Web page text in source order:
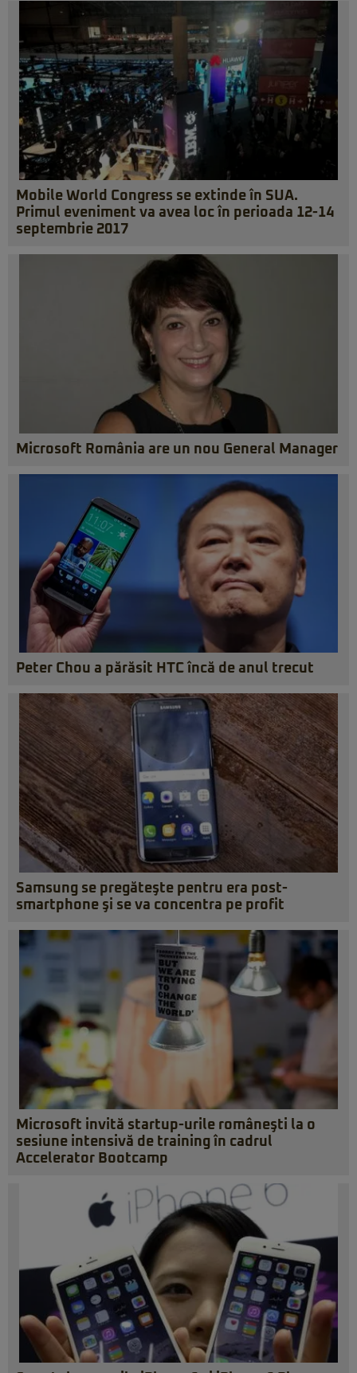
Mobile World Congress se extinde în SUA.
Primul eveniment va avea loc în perioada 12-14
septembrie 2017
Microsoft România are un nou General Manager
Peter Chou a părăsit HTC încă de anul trecut
Samsung se pregăteşte pentru era post-
smartphone şi se va concentra pe profit
Microsoft invită startup-urile româneşti la o
sesiune intensivă de training în cadrul
Accelerator Bootcamp